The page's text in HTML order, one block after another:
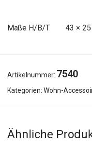
Maße 43 ×
Artikelnummer: 7540
Kategorien: Wohn-
Ähnliche